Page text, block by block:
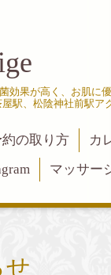
果が高く、お肌に
駅、松陰神社前駅ア
の取り方 カ
マッサー
せ